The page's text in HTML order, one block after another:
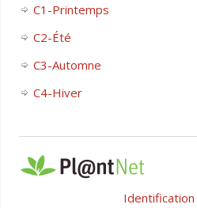
C1-Printemps
C2-Été
C3-Automne
C4-Hiver
Identification